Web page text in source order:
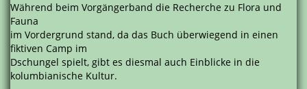
Während beim Vorgängerband die Recherche zu Flora und
Fauna
im Vordergrund stand, da das Buch überwiegend in einen
fiktiven Camp im
Dschungel spielt, gibt es diesmal auch Einblicke in die
kolumbianische Kultur.